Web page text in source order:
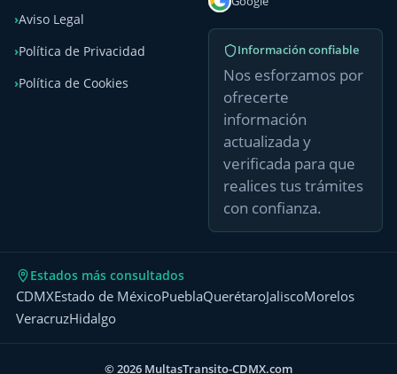
Aviso Legal
Política de Privacidad
Política de Cookies
Información confiable
Nos esforzamos por
ofrecerte
información
actualizada y
verificada para que
realices tus trámites
con confianza.
Estados más consultados
CDMXEstado de MéxicoPueblaQuerétaroJaliscoMorelos
VeracruzHidalgo
© 2026 MultasTransito-CDMX.com